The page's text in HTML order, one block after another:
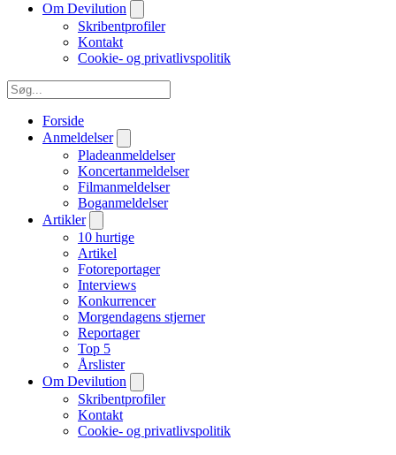
Om Devilution
Skribentprofiler
Kontakt
Cookie- og privatlivspolitik
Forside
Anmeldelser
Pladeanmeldelser
Koncertanmeldelser
Filmanmeldelser
Boganmeldelser
Artikler
10 hurtige
Artikel
Fotoreportager
Interviews
Konkurrencer
Morgendagens stjerner
Reportager
Top 5
Årslister
Om Devilution
Skribentprofiler
Kontakt
Cookie- og privatlivspolitik